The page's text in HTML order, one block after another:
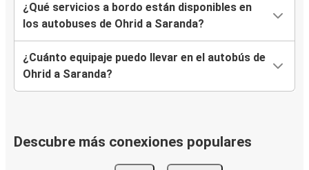
¿Qué servicios a bordo están disponibles en
los autobuses de Ohrid a Saranda?
¿Cuánto equipaje puedo llevar en el autobús de
Ohrid a Saranda?
Descubre más conexiones populares